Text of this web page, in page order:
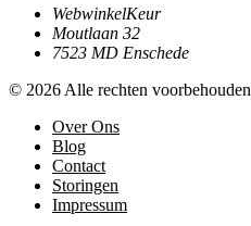
WebwinkelKeur
Moutlaan 32
7523 MD Enschede
© 2026 Alle rechten voorbehouden
Over Ons
Blog
Contact
Storingen
Impressum